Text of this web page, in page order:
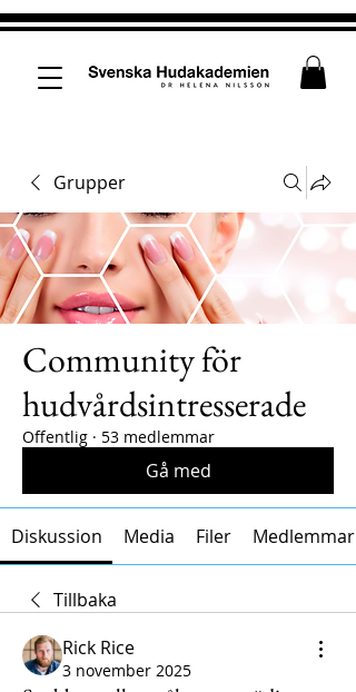
Grupper
Community för
hudvårdsintresserade
Offentlig · 53 medlemmar
Gå med
Diskussion Media Filer Medlemmar
Tillbaka
Rick Rice
3 november 2025